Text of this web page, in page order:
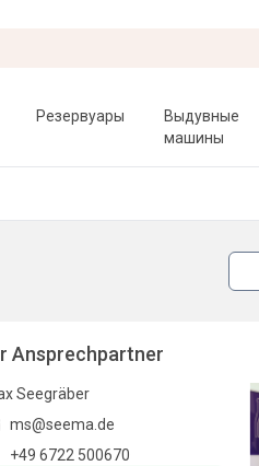
Резервуары
Выдувные
машины
Ansprechpartner
Seegräber
ms@seema.de
+49 6722 500670